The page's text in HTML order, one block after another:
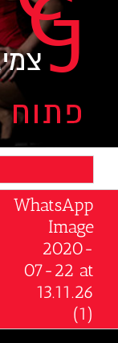
WhatsApp
Image
2020-
07-22 at
13.11.26
(1)